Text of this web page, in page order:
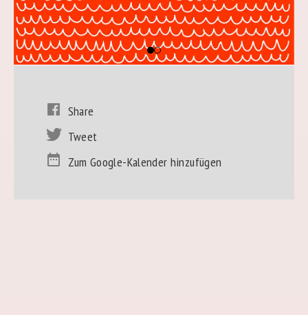
Share
Tweet
Zum Google-Kalender hinzufügen